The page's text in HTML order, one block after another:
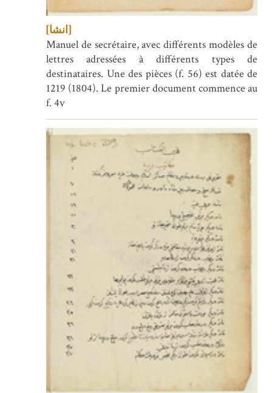
[انشا]
Manuel de secrétaire, avec différents modèles de
lettres adressées à différents types de
destinataires. Une des pièces (f. 56) est datée de
1219 (1804). Le premier document commence au
f. 4v